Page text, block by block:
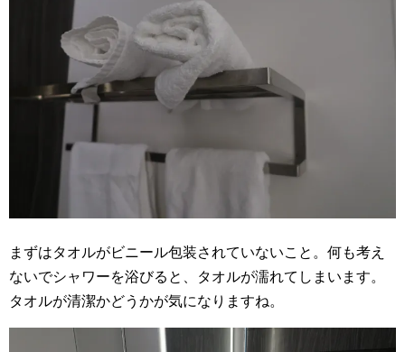
まずはタオルがビニール包装されていないこと。何も考え
ないでシャワーを浴びると、タオルが濡れてしまいます。
タオルが清潔かどうかが気になりますね。